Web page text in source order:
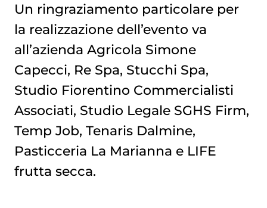
Un ringraziamento particolare per
la realizzazione dell’evento va
all’azienda Agricola Simone
Capecci, Re Spa, Stucchi Spa,
Studio Fiorentino Commercialisti
Associati, Studio Legale SGHS Firm,
Temp Job, Tenaris Dalmine,
Pasticceria La Marianna e LIFE
frutta secca.